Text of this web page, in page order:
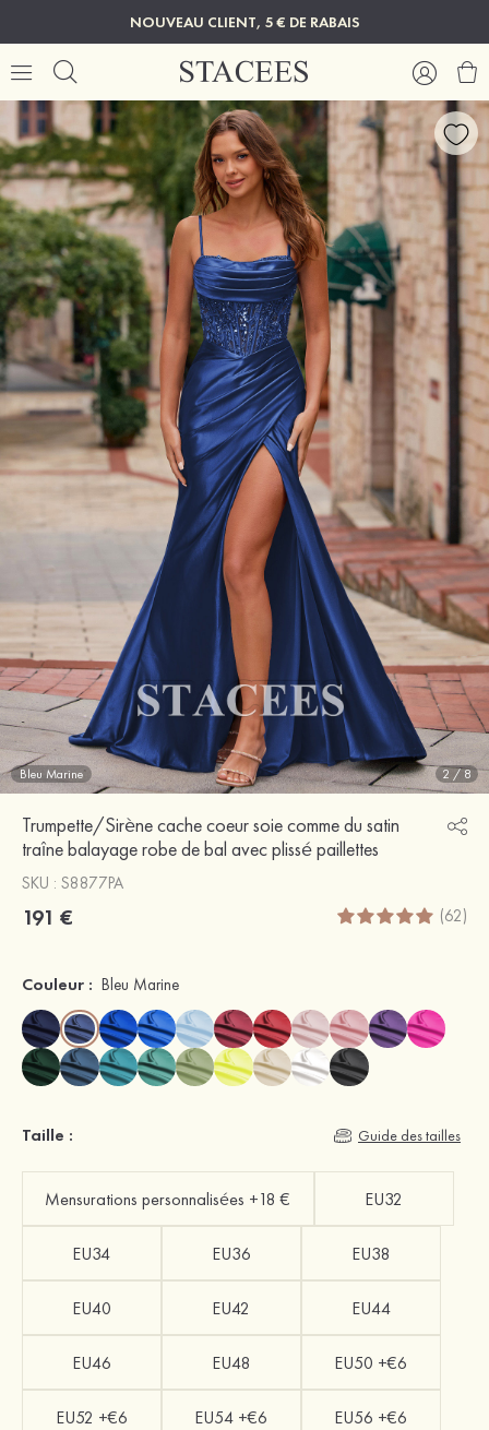
NOUVEAU CLIENT, 5 € DE RABAIS
Bleu Marine 2/8
Trumpette/Sirène cache coeur soie comme du satin
traîne balayage robe de bal avec plissé paillettes
SKU : S8877PA
191 € (62)
Couleur : Bleu Marine
Taille : Guide des tailles
Mensurations personnalisées +18 € EU32
EU34 EU36 EU38
EU40 EU42 EU44
EU46 EU48 EU50 +€6
EU52 +€6 EU54 +€6 EU56 +€6